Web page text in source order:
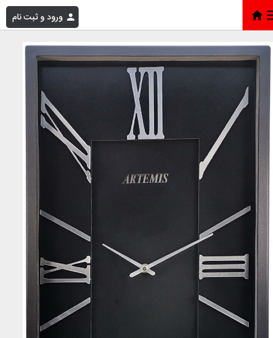
ورود و ثبت نام خانه»